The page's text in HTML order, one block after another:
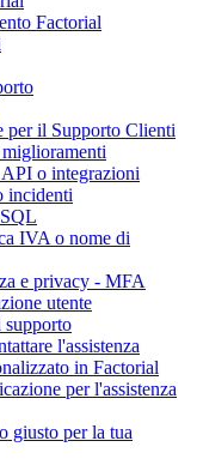
Factorial
per il Supporto Clienti
o integrazioni
incidenti
IVA o nome di
e privacy - MFA
utente
supporto
l'assistenza
in Factorial
per l'assistenza
giusto per la tua